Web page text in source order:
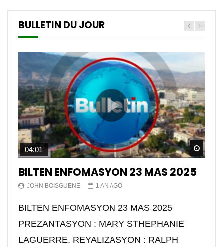
BULLETIN DU JOUR
04:01
BILTEN ENFOMASYON 23 MAS 2025
JOHN BOISGUENE 1 AN AGO
BILTEN ENFOMASYON 23 MAS 2025
PREZANTASYON : MARY STHEPHANIE
LAGUERRE. REYALIZASYON : RALPH